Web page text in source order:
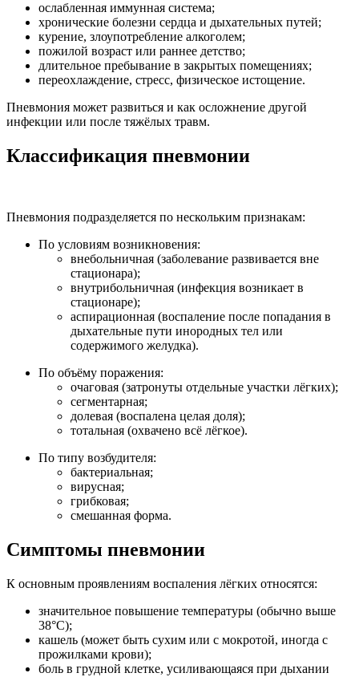
ослабленная иммунная система;
хронические болезни сердца и дыхательных путей;
курение, злоупотребление алкоголем;
пожилой возраст или раннее детство;
длительное пребывание в закрытых помещениях;
переохлаждение, стресс, физическое истощение.
Пневмония может развиться и как осложнение другой
инфекции или после тяжёлых травм.
Классификация пневмонии
Пневмония подразделяется по нескольким признакам:
По условиям возникновения:
внебольничная (заболевание развивается вне
стационара);
внутрибольничная (инфекция возникает в
стационаре);
аспирационная (воспаление после попадания в
дыхательные пути инородных тел или
содержимого желудка).
По объёму поражения:
очаговая (затронуты отдельные участки лёгких);
сегментарная;
долевая (воспалена целая доля);
тотальная (охвачено всё лёгкое).
По типу возбудителя:
бактериальная;
вирусная;
грибковая;
смешанная форма.
Симптомы пневмонии
К основным проявлениям воспаления лёгких относятся:
значительное повышение температуры (обычно выше
38°C);
кашель (может быть сухим или с мокротой, иногда с
прожилками крови);
боль в грудной клетке, усиливающаяся при дыхании